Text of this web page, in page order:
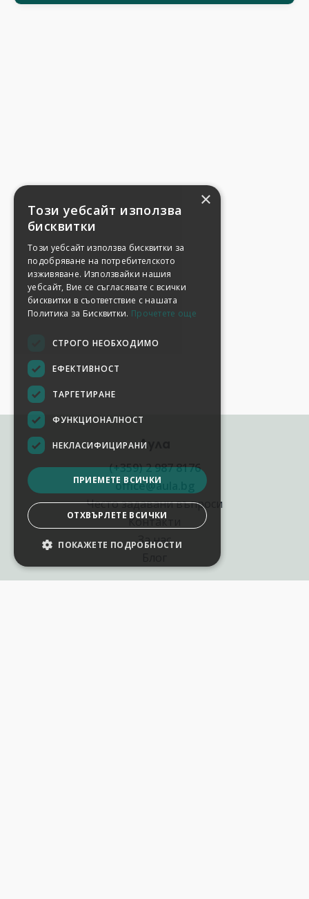
Аула
(+359) 2 987 8176
office@aula.bg
Често задавани въпроси
Контакти
За нас
×
Този уебсайт използва
бисквитки
Този уебсайт използва бисквитки за
подобряване на потребителското
изживяване. Използвайки нашия
уебсайт, Вие се съгласявате с всички
бисквитки в съответствие с нашата
Политика за Бисквитки. Прочетете още
СТРОГО НЕОБХОДИМО
ЕФЕКТИВНОСТ
ТАРГЕТИРАНЕ
ФУНКЦИОНАЛНОСТ
НЕКЛАСИФИЦИРАНИ
ПРИЕМЕТЕ ВСИЧКИ
ОТХВЪРЛЕТЕ ВСИЧКИ
ПОКАЖЕТЕ ПОДРОБНОСТИ